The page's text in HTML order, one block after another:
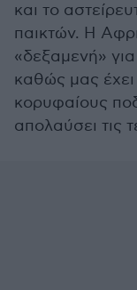
και το
παικτών. Η
«δεξαμενή»
καθώς μας
κορυφαίους
απολαύσει τις